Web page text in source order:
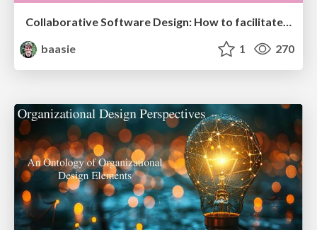
Collaborative Software Design: How to facilitate domain modelling decisions
baasie
1 270